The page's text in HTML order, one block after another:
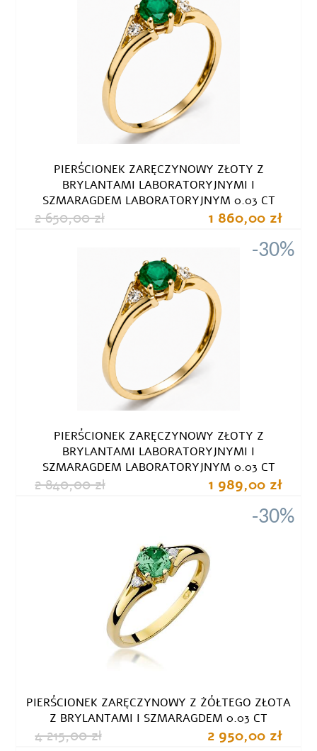
PIERŚCIONEK ZARĘCZYNOWY ZŁOTY Z
BRYLANTAMI LABORATORYJNYMI I
SZMARAGDEM LABORATORYJNYM 0.03 CT
2 650,00 zł 1 860,00 zł
-30%
PIERŚCIONEK ZARĘCZYNOWY ZŁOTY Z
BRYLANTAMI LABORATORYJNYMI I
SZMARAGDEM LABORATORYJNYM 0.03 CT
2 840,00 zł 1 989,00 zł
-30%
PIERŚCIONEK ZARĘCZYNOWY Z ŻÓŁTEGO ZŁOTA
Z BRYLANTAMI I SZMARAGDEM 0.03 CT
4 215,00 zł 2 950,00 zł